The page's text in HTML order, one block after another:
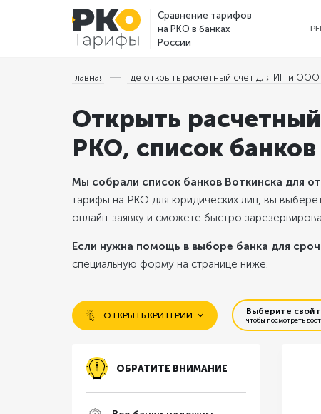
Сравнение тарифов
на РКО в банках
России
Главная Где открыть расчетный счет для ИП и
Открыть
РКО, список
Мы собрали список банков Воткинска для
тарифы на РКО для юридических лиц, вы
онлайн-заявку и сможете быстро
Если нужна помощь в выборе банка для
специальную форму на странице ниже.
ОТКРЫТЬ КРИТЕРИИ Выберите свой
чтобы посмотреть
Резервирование счета онлайн
ОБРАТИТЕ ВНИМАНИЕ